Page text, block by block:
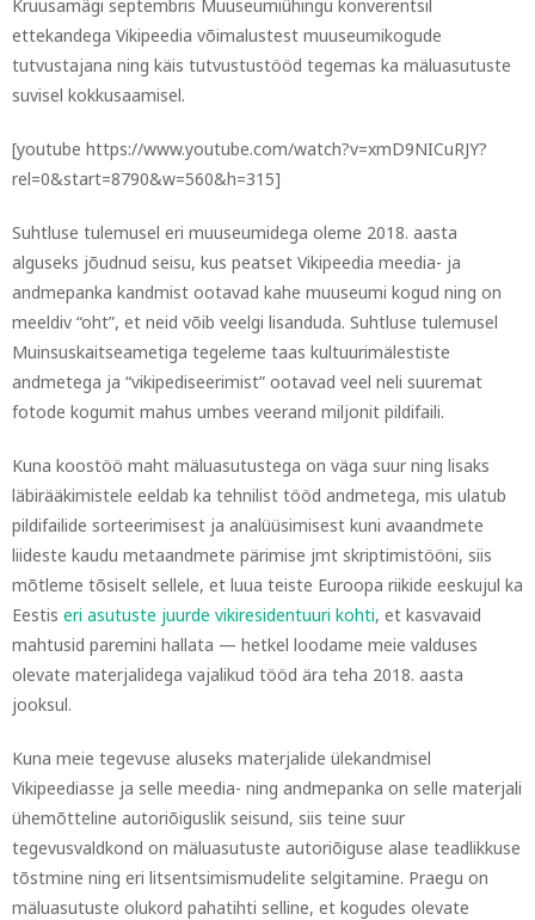
Kruusamägi septembris Muuseumiühingu konverentsil
ettekandega Vikipeedia võimalustest muuseumikogude
tutvustajana ning käis tutvustustööd tegemas ka mäluasutuste
suvisel kokkusaamisel.
[youtube https://www.youtube.com/watch?v=xmD9NICuRJY?
rel=0&start=8790&w=560&h=315]
Suhtluse tulemusel eri muuseumidega oleme 2018. aasta
alguseks jõudnud seisu, kus peatset Vikipeedia meedia- ja
andmepanka kandmist ootavad kahe muuseumi kogud ning on
meeldiv “oht”, et neid võib veelgi lisanduda. Suhtluse tulemusel
Muinsuskaitseametiga tegeleme taas kultuurimälestiste
andmetega ja “vikipediseerimist” ootavad veel neli suuremat
fotode kogumit mahus umbes veerand miljonit pildifaili.
Kuna koostöö maht mäluasutustega on väga suur ning lisaks
läbirääkimistele eeldab ka tehnilist tööd andmetega, mis ulatub
pildifailide sorteerimisest ja analüüsimisest kuni avaandmete
liideste kaudu metaandmete pärimise jmt skriptimistööni, siis
mõtleme tõsiselt sellele, et luua teiste Euroopa riikide eeskujul ka
Eestis eri asutuste juurde vikiresidentuuri kohti, et kasvavaid
mahtusid paremini hallata — hetkel loodame meie valduses
olevate materjalidega vajalikud tööd ära teha 2018. aasta
jooksul.
Kuna meie tegevuse aluseks materjalide ülekandmisel
Vikipeediasse ja selle meedia- ning andmepanka on selle materjali
ühemõtteline autoriõiguslik seisund, siis teine suur
tegevusvaldkond on mäluasutuste autoriõiguse alase teadlikkuse
tõstmine ning eri litsentsimismudelite selgitamine. Praegu on
mäluasutuste olukord pahatihti selline, et kogudes olevate